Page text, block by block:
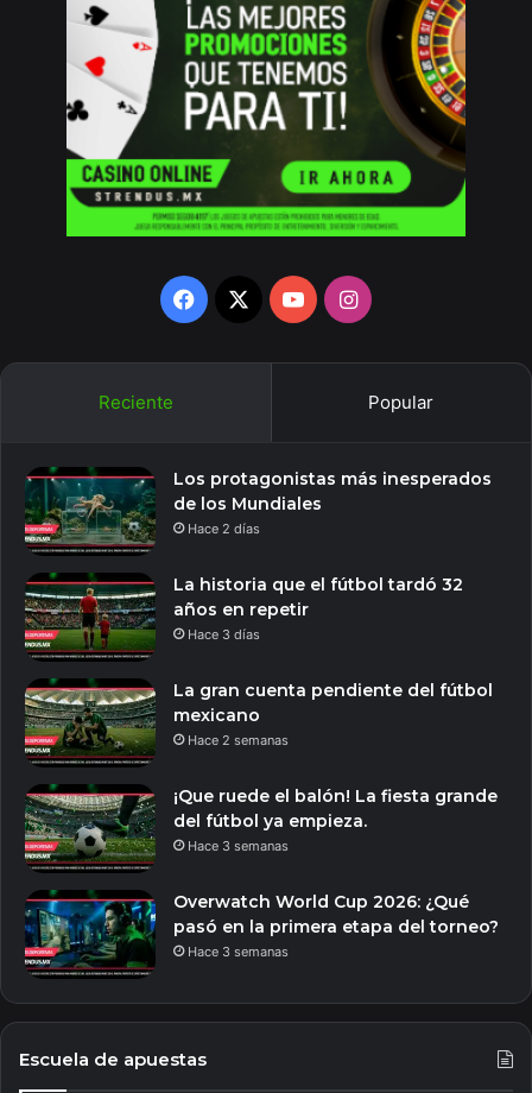
Facebook
X YouTubeInstagram
Reciente Popular
Los protagonistas más inesperados
de los Mundiales
Hace 2 días
La historia que el fútbol tardó 32
años en repetir
Hace 3 días
La gran cuenta pendiente del fútbol
mexicano
Hace 2 semanas
¡Que ruede el balón! La fiesta grande
del fútbol ya empieza.
Hace 3 semanas
Overwatch World Cup 2026: ¿Qué
pasó en la primera etapa del torneo?
Hace 3 semanas
Escuela de apuestas